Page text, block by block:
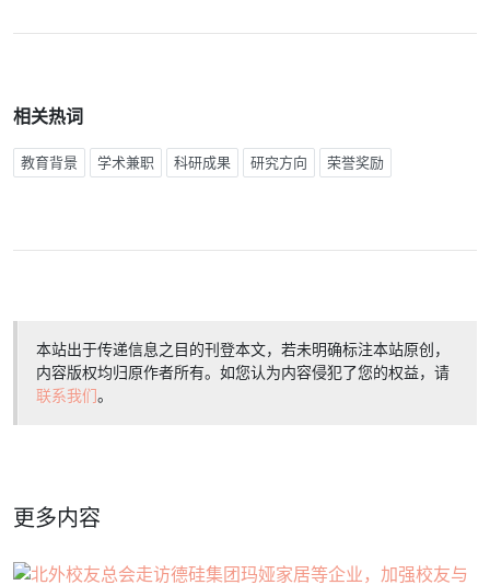
相关热词
教育背景 学术兼职 科研成果 研究方向 荣誉奖励
本站出于传递信息之目的刊登本文，若未明确标注本站原创，
内容版权均归原作者所有。如您认为内容侵犯了您的权益，请
联系我们。
更多内容